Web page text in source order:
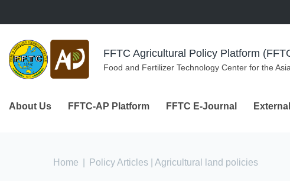
FFTC Agricultural Policy Platform
Food and Fertilizer Technology Center for the
About Us FFTC-AP Platform FFTC E-Journal
You are here
Home Policy Articles | Agricultural land policies